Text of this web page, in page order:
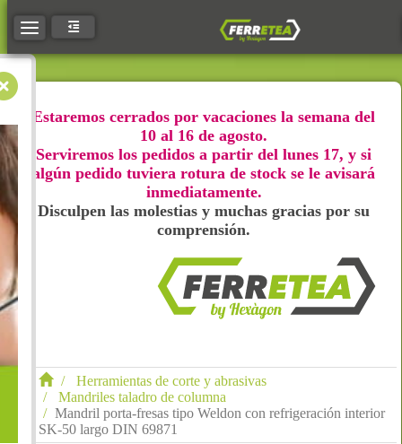
Toggle navigation
Estaremos cerrados por vacaciones la semana del
10 al 16 de agosto.
Serviremos los pedidos a partir del lunes 17, y si
algún pedido tuviera rotura de stock se le avisará
inmediatamente.
Disculpen las molestias y muchas gracias por su
comprensión.
Herramientas de corte y abrasivas
Mandriles taladro de columna
Mandril porta-fresas tipo Weldon con refrigeración interior
SK-50 largo DIN 69871